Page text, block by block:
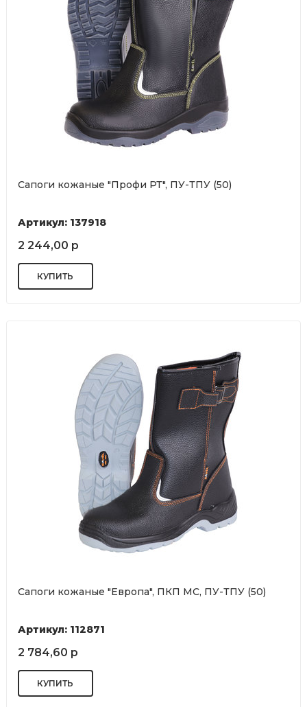
Сапоги кожаные "Профи РТ", ПУ-ТПУ (50)
Артикул: 137918
2 244,00 р
Сапоги кожаные "Европа", ПКП МС, ПУ-ТПУ (50)
Артикул: 112871
2 784,60 р